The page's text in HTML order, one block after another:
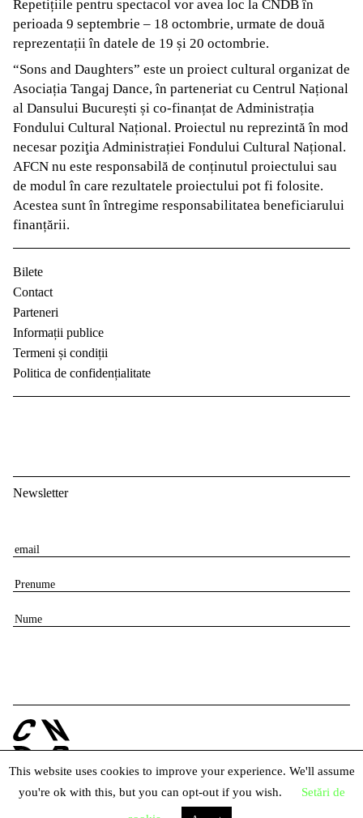
Repetițiile pentru spectacol vor avea loc la CNDB în
perioada 9 septembrie – 18 octombrie, urmate de două
reprezentații în datele de 19 și 20 octombrie.
“Sons and Daughters” este un proiect cultural organizat de
Asociația Tangaj Dance, în parteneriat cu Centrul Național
al Dansului București și co-finanțat de Administrația
Fondului Cultural Național. Proiectul nu reprezintă în mod
necesar poziţia Administrației Fondului Cultural Național.
AFCN nu este responsabilă de conținutul proiectului sau
de modul în care rezultatele proiectului pot fi folosite.
Acestea sunt în întregime responsabilitatea beneficiarului
finanțării.
Bilete
Contact
Parteneri
Informații publice
Termeni și condiții
Politica de confidențialitate
Newsletter
E
a
i
l
P
e
e
N
© 2026 Centrul Național al Dansului București
This website uses cookies to improve your experience. We'll assume
you're ok with this, but you can opt-out if you wish.
Setări de